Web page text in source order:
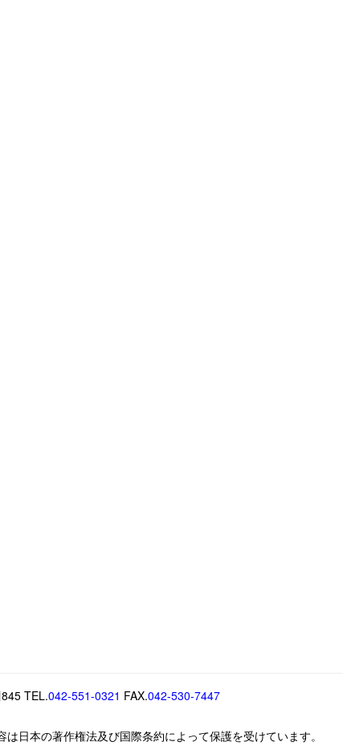
TEL.042-551-0321 FAX.042-530-7447
日本の著作権法及び国際条約によって保護を受けています。